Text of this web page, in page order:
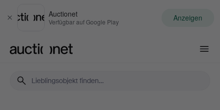
Schließen
Auctionet
Verfügbar auf Google Play Anzeigen